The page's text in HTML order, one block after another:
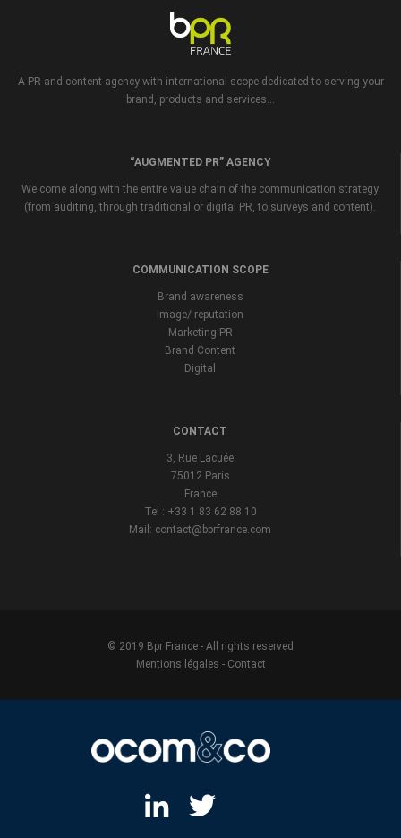
A PR and content agency with international scope dedicated to serving your
brand, products and services...
“AUGMENTED PR” AGENCY
We come along with the entire value chain of the communication strategy
(from auditing, through traditional or digital PR, to surveys and content).
COMMUNICATION SCOPE
Brand awareness
Image/ reputation
Marketing PR
Brand Content
Digital
CONTACT
3, Rue Lacuée
75012 Paris
France
Tel : +33 1 83 62 88 10
Mail: contact@bprfrance.com
© 2019 Bpr France - All rights reserved
Mentions légales - Contact